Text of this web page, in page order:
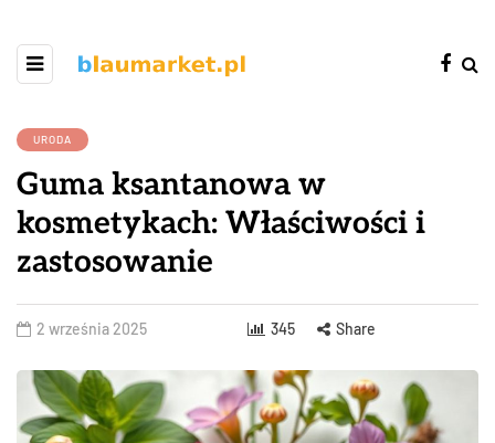
URODA
Guma ksantanowa w
kosmetykach: Właściwości i
zastosowanie
2 września 2025 345 Share